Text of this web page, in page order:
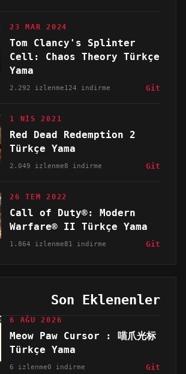
23 MAR 2024
Tom Clancy's Splinter
Cell: Chaos Theory Türkçe
Yama
2.292 izlenme124 indirme Git
1 NIS 2021
Red Dead Redemption 2
Türkçe Yama
2.049 izlenme8 indirme Git
26 TEM 2022
Call of Duty®: Modern
Warfare® II Türkçe Yama
1.864 izlenme81 indirme Git
Son Eklenenler
6 AĞU 2026
Meow Paw Cursor : 喵爪光标
Türkçe Yama
6 izlenme0 indirme Git